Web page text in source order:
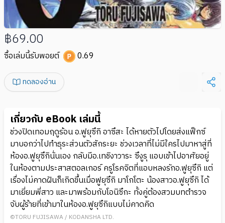
฿69.00
ซื้อเล่มนี้รับพอยต์ 0.69
ทดลองอ่าน
เกี่ยวกับ eBook เล่มนี้
ช่วงปิดเทอมฤดูร้อน อ.ฟูยุซึกิ อาซึสะ ได้หายตัวไปโดยส่งแฟ็กซ์
มาบอกว่าไปทําธุระส่วนตัวสักระยะ ช่วงเวลาที่ไม่มีใครไปมาหาสู่ที่
ห้องอ.ฟูยุซึกินั่นเอง กลับมีอ.เทชิงาวาระ ซึงูรุ แอบเข้าไปอาศัยอยู่
ในห้องตามประสาสตอลเกอร์ ครูโรคจิตที่แอบหลงรักอ.ฟูยุซึกิ แต่
เรื่องไม่คาดฝันก็เกิดขึ้นเมื่อฟูยุซึกิ มาโกโตะ น้องสาวอ.ฟูยุซึกิ ได้
มาเยี่ยมพี่สาว และมาพร้อมกับโอนิซึกะ ทั้งคู่ต้องสวมบทตํารวจ
จับผู้ร้ายที่เข้ามาในห้องอ.ฟูยุซึกิแบบไม่คาดคิด
©TORU FUJISAWA / KODANSHA LTD.